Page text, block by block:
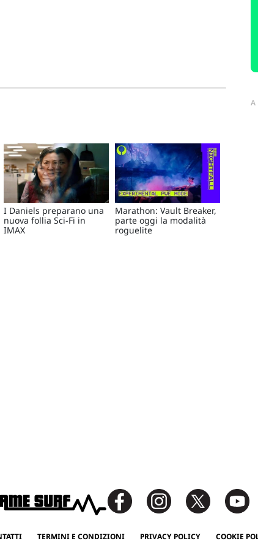
I Daniels preparano una
nuova follia Sci-Fi in
IMAX
Marathon: Vault Breaker,
parte oggi la modalità
roguelite
TERMINI E CONDIZIONI PRIVACY POLICY COOKIE